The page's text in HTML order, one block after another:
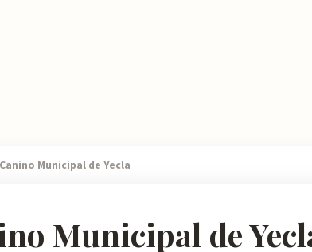
Municipal de Yecla
Municipal de